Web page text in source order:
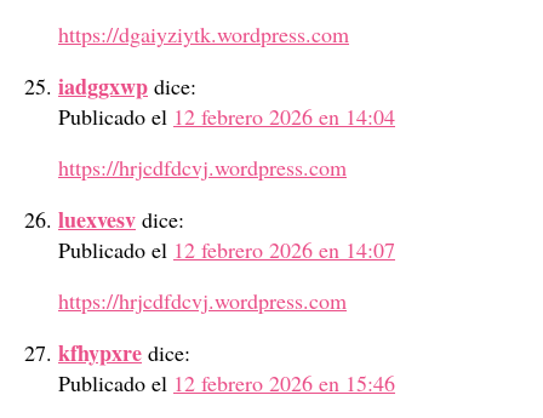
https://dgaiyziytk.wordpress.com
iadggxwp dice:
Publicado el 12 febrero 2026 en 14:04
https://hrjcdfdcvj.wordpress.com
luexvesv dice:
Publicado el 12 febrero 2026 en 14:07
https://hrjcdfdcvj.wordpress.com
kfhypxre dice:
Publicado el 12 febrero 2026 en 15:46